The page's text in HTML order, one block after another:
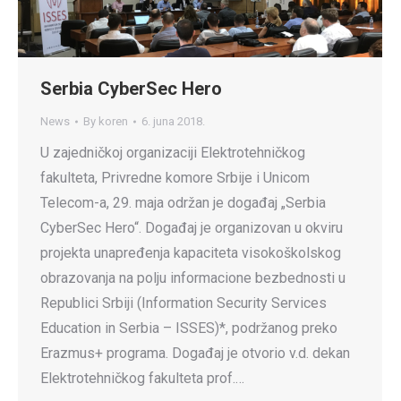
Serbia CyberSec Hero
News By koren 6. juna 2018.
U zajedničkoj organizaciji Elektrotehničkog
fakulteta, Privredne komore Srbije i Unicom
Telecom-a, 29. maja održan je događaj „Serbia
CyberSec Hero“. Događaj je organizovan u okviru
projekta unapređenja kapaciteta visokoškolskog
obrazovanja na polju informacione bezbednosti u
Republici Srbiji (Information Security Services
Education in Serbia – ISSES)*, podržanog preko
Erazmus+ programa. Događaj je otvorio v.d. dekan
Elektrotehničkog fakulteta prof.…